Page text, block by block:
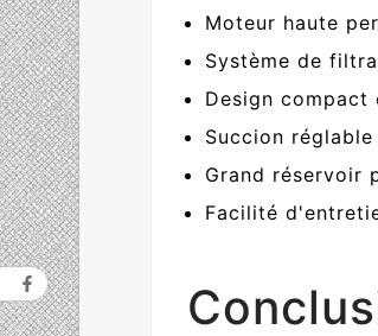
Moteur haute
Système de
Design
Succion
Grand réservoir
Facilité